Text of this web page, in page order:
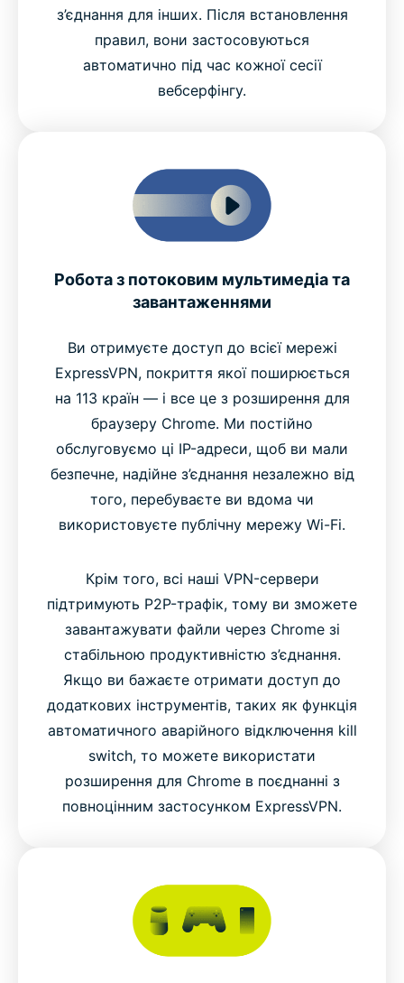
з’єднання для інших. Після встановлення
правил, вони застосовуються
автоматично під час кожної сесії
вебсерфінгу.
Робота з потоковим мультимедіа та
завантаженнями
Ви отримуєте доступ до всієї мережі
ExpressVPN, покриття якої поширюється
на 113 країн — і все це з розширення для
браузеру Chrome. Ми постійно
обслуговуємо ці IP-адреси, щоб ви мали
безпечне, надійне з’єднання незалежно від
того, перебуваєте ви вдома чи
використовуєте публічну мережу Wi-Fi.
Крім того, всі наші VPN-сервери
підтримують P2P-трафік, тому ви зможете
завантажувати файли через Chrome зі
стабільною продуктивністю з’єднання.
Якщо ви бажаєте отримати доступ до
додаткових інструментів, таких як функція
автоматичного аварійного відключення kill
switch, то можете використати
розширення для Chrome в поєднанні з
повноцінним застосунком ExpressVPN.